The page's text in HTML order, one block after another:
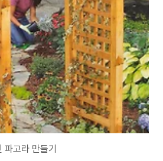
원주택>설계하기>표준주택설계도면
고라 만들기